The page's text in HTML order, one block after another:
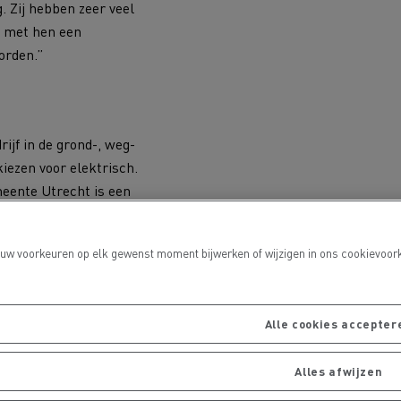
Zij hebben zeer veel
hen een
in de grond-, weg-
voor elektrisch.
Utrecht is een
niet nodig. Het
voorkeuren op elk gewenst moment bijwerken of wijzigen in ons
Alle cookies
Alles afwijzen